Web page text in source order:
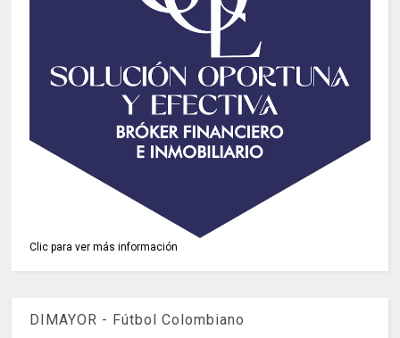
Clic para ver más información
DIMAYOR - Fútbol Colombiano